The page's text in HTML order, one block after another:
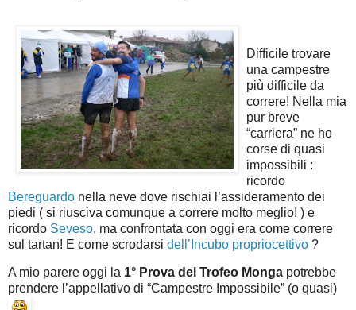
Difficile trovare
una campestre
più difficile da
correre! Nella mia
pur breve
“carriera” ne ho
corse di quasi
impossibili :
ricordo
Bereguardo nella neve dove rischiai l’assideramento dei
piedi ( si riusciva comunque a correre molto meglio! ) e
ricordo Seveso, ma confrontata con oggi era come correre
sul tartan! E come scrodarsi dell’Incubo propriocettivo ?
A mio parere oggi la 1° Prova del Trofeo Monga potrebbe
prendere l’appellativo di “Campestre Impossibile” (o quasi)